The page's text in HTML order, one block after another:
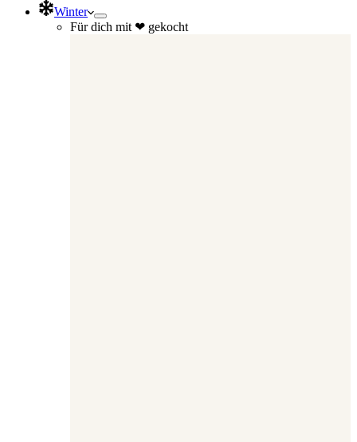
Winter
Für dich mit ❤ gekocht